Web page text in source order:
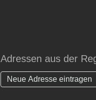
Adressen aus der
Neue Adresse eintragen